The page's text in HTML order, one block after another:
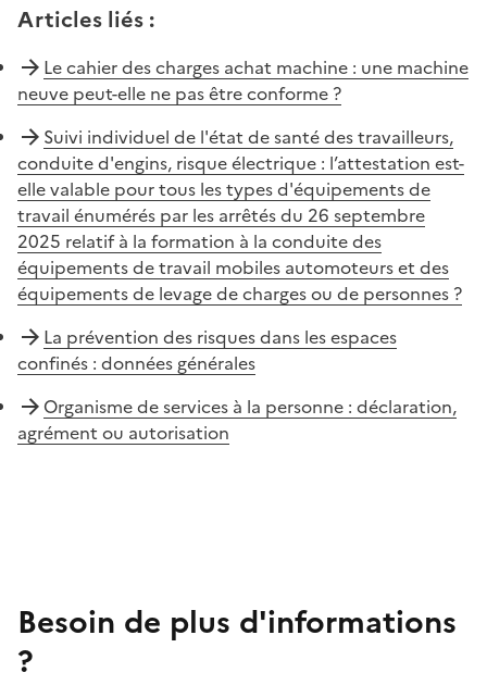
Articles liés :
Le cahier des charges achat machine : une machine
neuve peut-elle ne pas être conforme ?
Suivi individuel de l'état de santé des travailleurs,
conduite d'engins, risque électrique : l’attestation est-
elle valable pour tous les types d'équipements de
travail énumérés par les arrêtés du 26 septembre
2025 relatif à la formation à la conduite des
équipements de travail mobiles automoteurs et des
équipements de levage de charges ou de personnes ?
La prévention des risques dans les espaces
confinés : données générales
Organisme de services à la personne : déclaration,
agrément ou autorisation
Besoin de plus d'informations
?